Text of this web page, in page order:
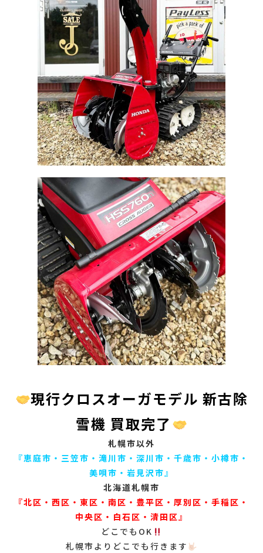
現行クロスオーガモデル 新古除
雪機 買取完了
札幌市以外
『恵庭市・三笠市・滝川市・深川市・千歳市・小樽市・
美唄市・岩見沢市』
北海道札幌市
『北区・西区・東区・南区・豊平区・厚別区・手稲区・
中央区・白石区・清田区』
どこでもOK
札幌市よりどこでも行きます